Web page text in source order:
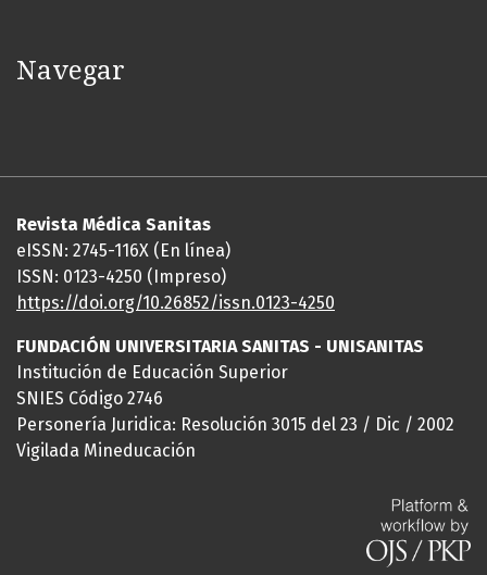
Navegar
Revista Médica Sanitas
eISSN: 2745-116X (En línea)
ISSN: 0123-4250 (Impreso)
https://doi.org/10.26852/issn.0123-4250
FUNDACIÓN UNIVERSITARIA SANITAS - UNISANITAS
Institución de Educación Superior
SNIES Código 2746
Personería Juridica: Resolución 3015 del 23 / Dic / 2002
Vigilada Mineducación